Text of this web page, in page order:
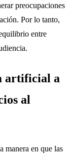
preocupaciones
Por lo tanto,
entre
artificial a
al
manera en que las